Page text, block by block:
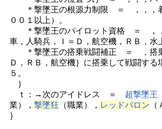
＊撃墜王の根源力制限 ＝ ，，，着
００１以上）。
＊撃墜王のパイロット資格 ＝ ，，
車，人騎兵，Ｉ＝Ｄ，航空機，ＲＢ，水
＊撃墜王の搭乗戦闘補正 ＝ ，搭乗
Ｄ，ＲＢ，航空機｝に搭乗して戦闘する
５。
｝
ｔ：→次のアイドレス ＝ 超撃墜王
業），撃墜狂 （職業）， レッドバロン
｝